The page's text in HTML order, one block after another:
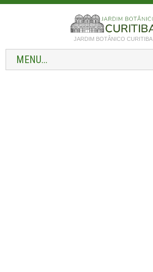
JARDIM BOTÂNICO CURITIBA
MENU...